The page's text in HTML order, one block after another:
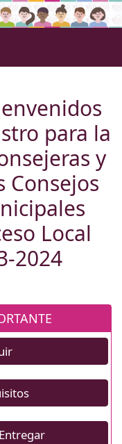
para la
y
Consejos
Local
2024